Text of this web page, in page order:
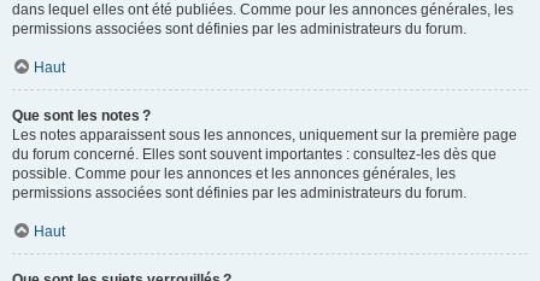
dans lequel elles ont été publiées. Comme pour les annonces générales, les
permissions associées sont définies par les administrateurs du forum.
Haut
Que sont les notes ?
Les notes apparaissent sous les annonces, uniquement sur la première page
du forum concerné. Elles sont souvent importantes : consultez-les dès que
possible. Comme pour les annonces et les annonces générales, les
permissions associées sont définies par les administrateurs du forum.
Haut